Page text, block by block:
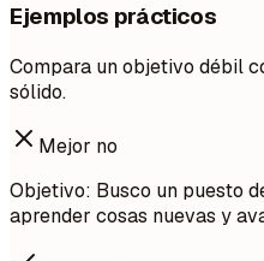
Ejemplos prácticos
Compara un objetivo débil
sólido.
Mejor no
Objetivo: Busco un puesto
aprender cosas nuevas y